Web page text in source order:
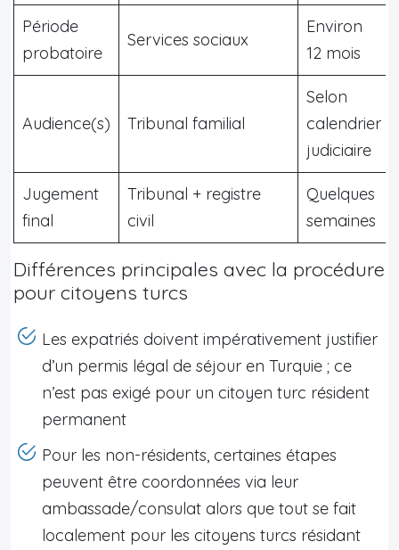
Période
probatoire
Services sociaux
Environ
12 mois
Audience(s) Tribunal familial
Selon
calendrier
judiciaire
Jugement
final
Tribunal + registre
civil
Quelques
semaines
Différences principales avec la procédure
pour citoyens turcs
Les expatriés doivent impérativement justifier
d’un permis légal de séjour en Turquie ; ce
n’est pas exigé pour un citoyen turc résident
permanent
Pour les non-résidents, certaines étapes
peuvent être coordonnées via leur
ambassade/consulat alors que tout se fait
localement pour les citoyens turcs résidant